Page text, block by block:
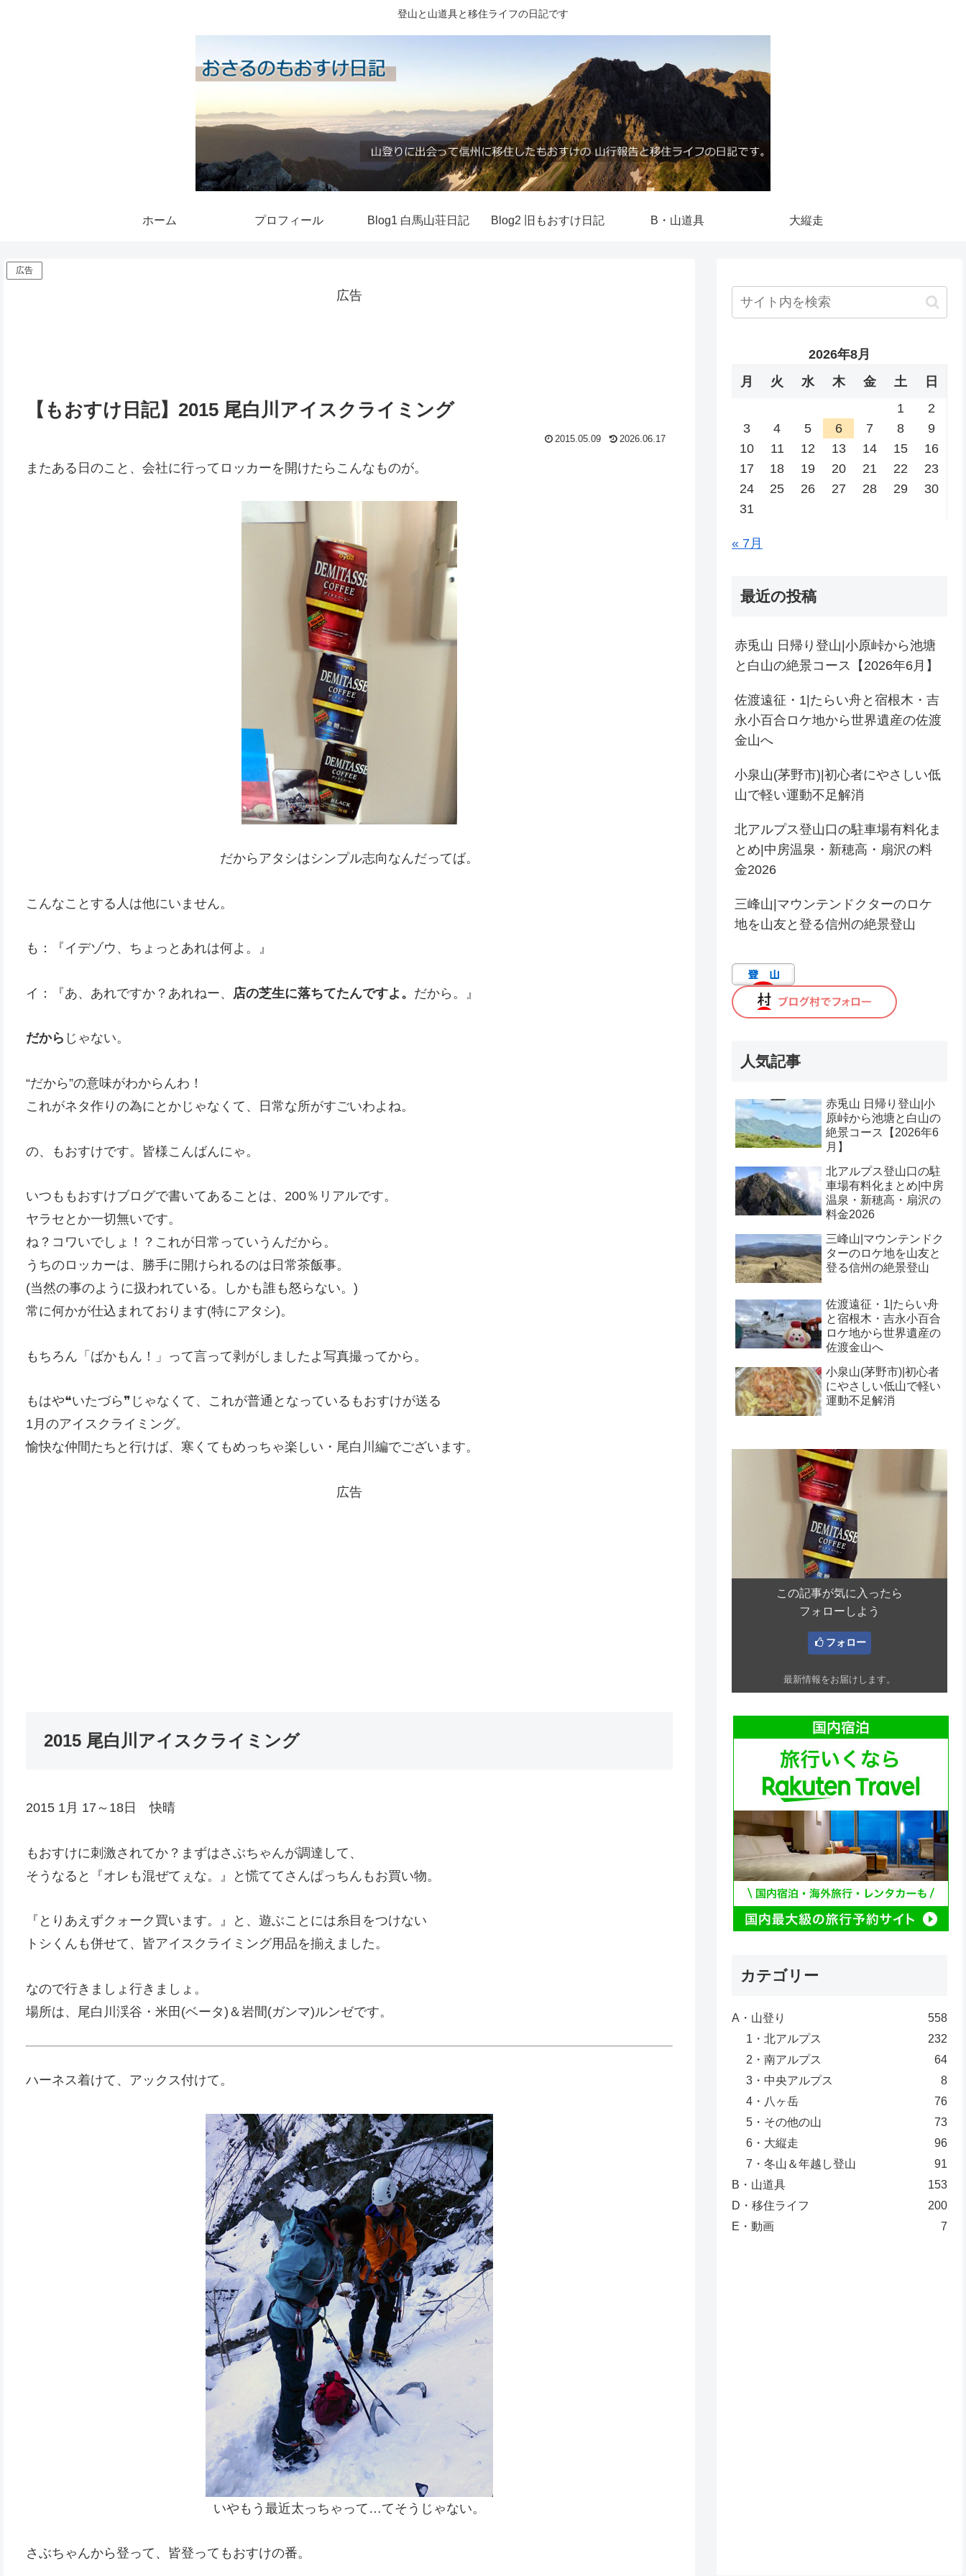
登山と山道具と移住ライフの日記です
ホーム プロフィール Blog1 白馬山荘日記 Blog2 旧もおすけ日記 B・山道具 大縦走
広告
広告
【もおすけ日記】2015 尾白川アイスクライミング
2015.05.09 2026.06.17
またある日のこと、会社に行ってロッカーを開けたらこんなものが。
だからアタシはシンプル志向なんだってば。
こんなことする人は他にいません。
も：『イデゾウ、ちょっとあれは何よ。』
イ：『あ、あれですか？あれねー、 店の芝生に落ちてたんですよ。 だから。』
だから じゃない。
“だから”の意味がわからんわ！
これがネタ作りの為にとかじゃなくて、日常な所がすごいわよね。
の、もおすけです。皆様こんばんにゃ。
いつももおすけブログで書いてあることは、200％リアルです。
ヤラセとか一切無いです。
ね？コワいでしょ！？これが日常っていうんだから。
うちのロッカーは、勝手に開けられるのは日常茶飯事。
(当然の事のように扱われている。しかも誰も怒らない。)
常に何かが仕込まれております(特にアタシ)。
もちろん「ばかもん！」って言って剥がしましたよ写真撮ってから。
もはや❝いたづら❞じゃなくて、これが普通となっているもおすけが送る
1月のアイスクライミング。
愉快な仲間たちと行けば、寒くてもめっちゃ楽しい・尾白川編でございます。
広告
2015 尾白川アイスクライミング
2015 1月 17～18日 快晴
もおすけに刺激されてか？まずはさぶちゃんが調達して、
そうなると『オレも混ぜてぇな。』と慌ててさんぱっちんもお買い物。
『とりあえずクォーク買います。』と、遊ぶことには糸目をつけない
トシくんも併せて、皆アイスクライミング用品を揃えました。
なので行きましょ行きましょ。
場所は、尾白川渓谷・米田(ベータ)＆岩間(ガンマ)ルンゼです。
ハーネス着けて、アックス付けて。
いやもう最近太っちゃって…てそうじゃない。
さぶちゃんから登って、皆登ってもおすけの番。
2026年8月
月
火 水 木 金 土
日
1
2
3
4 5 6 7 8
9
10
11 12 13 14 15
16
17
18 19 20 21 22
23
24
25 26 27 28 29
30
31
« 7月
最近の投稿
赤兎山 日帰り登山|小原峠から池塘
と白山の絶景コース【2026年6月】
佐渡遠征・1|たらい舟と宿根木・吉
永小百合ロケ地から世界遺産の佐渡
金山へ
小泉山(茅野市)|初心者にやさしい低
山で軽い運動不足解消
北アルプス登山口の駐車場有料化ま
とめ|中房温泉・新穂高・扇沢の料
金2026
三峰山|マウンテンドクターのロケ
地を山友と登る信州の絶景登山
人気記事
赤兎山 日帰り登山|小
原峠から池塘と白山の
絶景コース【2026年6
月】
北アルプス登山口の駐
車場有料化まとめ|中房
温泉・新穂高・扇沢の
料金2026
三峰山|マウンテンドク
ターのロケ地を山友と
登る信州の絶景登山
佐渡遠征・1|たらい舟
と宿根木・吉永小百合
ロケ地から世界遺産の
佐渡金山へ
小泉山(茅野市)|初心者
にやさしい低山で軽い
運動不足解消
この記事が気に入ったら
フォローしよう
フォロー
最新情報をお届けします。
カテゴリー
A・山登り
558
1・北アルプス
232
2・南アルプス
64
3・中央アルプス
8
4・八ヶ岳
76
5・その他の山
73
6・大縦走
96
7・冬山＆年越し登山
91
B・山道具
153
D・移住ライフ
200
E・動画
7